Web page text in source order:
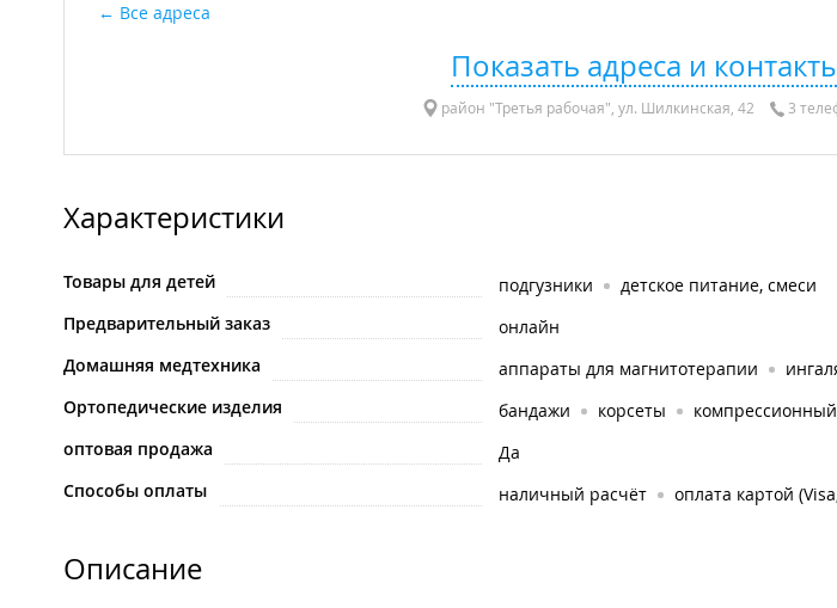
Все адреса
Показать адреса и
район "Третья рабочая", ул. Шилкинская, 42 3
Характеристики
Товары для детей подгузники
детское питание, смеси
Предварительный заказ
онлайн
Домашняя медтехника
аппараты для магнитотерапии
Ортопедические изделия
бандажи корсеты
оптовая продажа
Да
Способы оплаты
наличный расчёт оплата картой
Описание